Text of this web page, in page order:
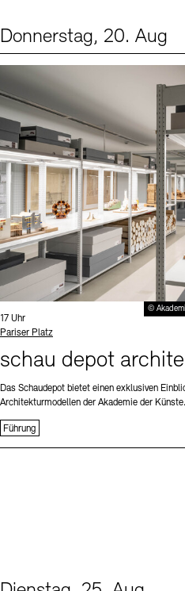
Donnerstag, 20. Aug
©
Uhrzeit:
17 Uhr
Standort
Pariser Platz
schau depot
Das Schaudepot bietet einen exklusiven
Architekturmodellen der Akademie der Künste.
Führung